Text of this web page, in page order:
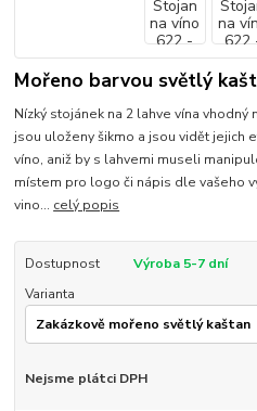
Mořeno barvou světlý
Nízký stojánek na 2 lahve vína
jsou uloženy šikmo a jsou vidět jejich
víno, aniž by s lahvemi museli
místem pro logo či nápis dle vašeho
vino... celý popis
Dostupnost
Výroba 5-7 dní
Varianta
Nejsme plátci DPH